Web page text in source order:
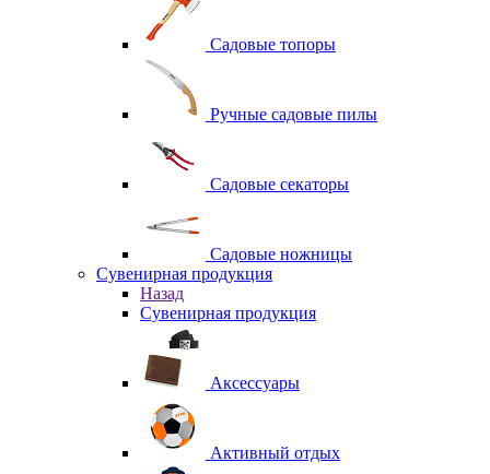
Садовые топоры
Ручные садовые пилы
Садовые секаторы
Садовые ножницы
Сувенирная продукция
Назад
Сувенирная продукция
Аксессуары
Активный отдых